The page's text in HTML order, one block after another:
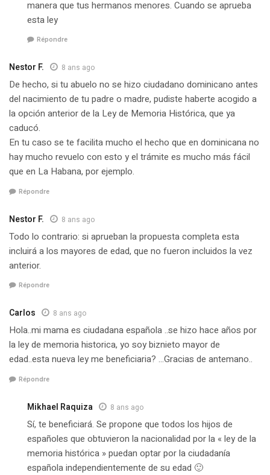
manera que tus hermanos menores. Cuando se aprueba
esta ley
Répondre
Nestor F. 8 ans ago
De hecho, si tu abuelo no se hizo ciudadano dominicano antes
del nacimiento de tu padre o madre, pudiste haberte acogido a
la opción anterior de la Ley de Memoria Histórica, que ya
caducó.
En tu caso se te facilita mucho el hecho que en dominicana no
hay mucho revuelo con esto y el trámite es mucho más fácil
que en La Habana, por ejemplo.
Répondre
Nestor F. 8 ans ago
Todo lo contrario: si aprueban la propuesta completa esta
incluirá a los mayores de edad, que no fueron incluidos la vez
anterior.
Répondre
Carlos 8 ans ago
Hola..mi mama es ciudadana española ..se hizo hace años por
la ley de memoria historica, yo soy biznieto mayor de
edad..esta nueva ley me beneficiaria? …Gracias de antemano..
Répondre
Mikhael Raquiza 8 ans ago
Sí, te beneficiará. Se propone que todos los hijos de
españoles que obtuvieron la nacionalidad por la « ley de la
memoria histórica » ​​puedan optar por la ciudadanía
española independientemente de su edad 🙂